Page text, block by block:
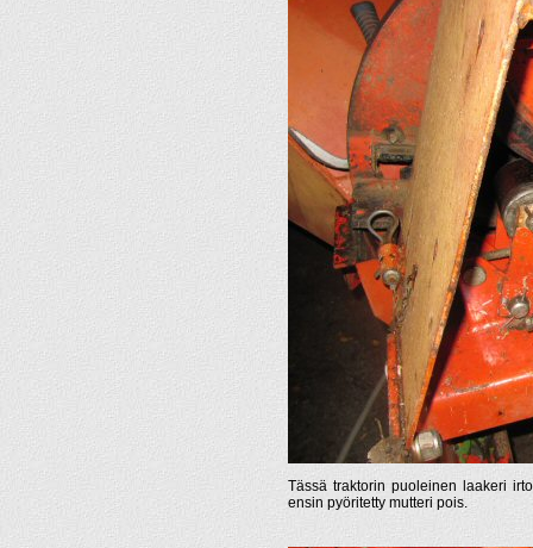
Tässä traktorin puoleinen laakeri
ensin pyöritetty mutteri pois.